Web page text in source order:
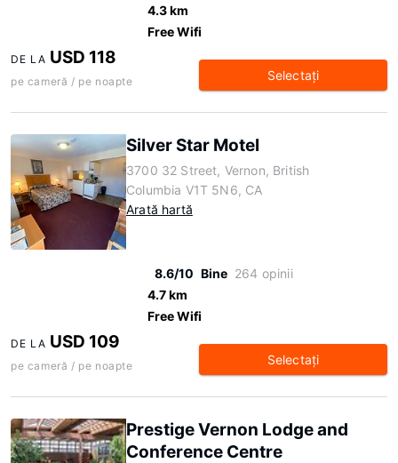
4.3 km
Free Wifi
DE LA USD 118
pe cameră / pe noapte Selectaţi
Silver Star Motel
3700 32 Street, Vernon, British
Columbia V1T 5N6, CA
Arată hartă
8.6/10 Bine 264 opinii
4.7 km
Free Wifi
DE LA USD 109
pe cameră / pe noapte Selectaţi
Prestige Vernon Lodge and
Conference Centre